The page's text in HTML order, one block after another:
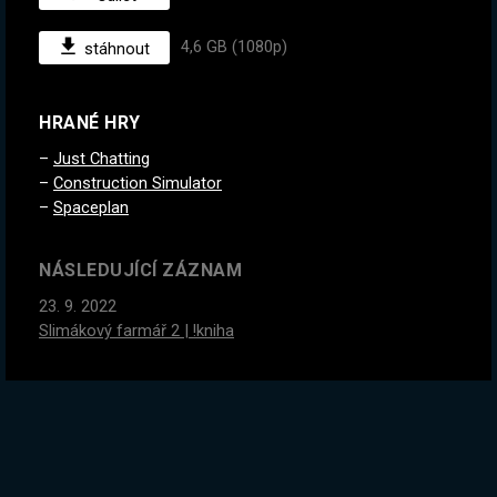
stáhnout 4,6 GB (1080p)
HRANÉ HRY
Just Chatting
Construction Simulator
Spaceplan
NÁSLEDUJÍCÍ ZÁZNAM
23. 9. 2022
Slimákový farmář 2 | !kniha